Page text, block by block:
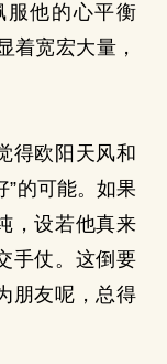
服他的心平衡
着宽宏大量，
欧阳天风和
”的可能。如果
，设若他真来
手仗。这倒要
朋友呢，总得